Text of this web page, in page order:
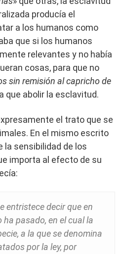
producía el
a los humanos como
que si los humanos
relevantes y no había
cosas, para que no
sin remisión al capricho de
que abolir la esclavitud.
el trato que se
En el mismo escrito
la sensibilidad de los
importa al efecto de su
entristece decir que en
pasado, en el cual la
a la que se denomina
por la ley, por